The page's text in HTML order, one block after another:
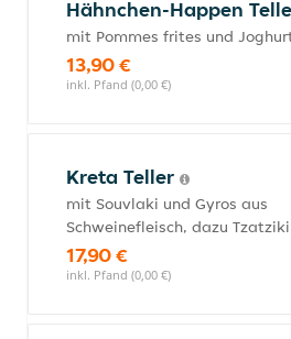
Hähnchen-Happen
mit Pommes frites und
13,90 €
inkl. Pfand (0,00 €)
Kreta Teller
mit Souvlaki und Gyros aus
Schweinefleisch, dazu
17,90 €
inkl. Pfand (0,00 €)